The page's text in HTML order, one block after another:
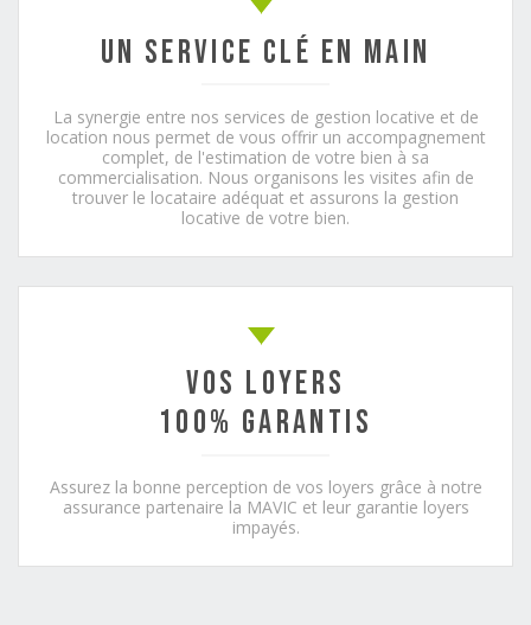
UN SERVICE clé en main
La synergie entre nos services de gestion locative et de
location nous permet de vous offrir un accompagnement
complet, de l'estimation de votre bien à sa
commercialisation. Nous organisons les visites afin de
trouver le locataire adéquat et assurons la gestion
locative de votre bien.
VOS LOYERS
100% GARANTIS
Assurez la bonne perception de vos loyers grâce à notre
assurance partenaire la MAVIC et leur garantie loyers
impayés.